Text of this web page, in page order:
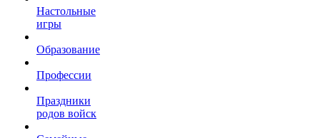
Настольные
игры
Образование
Профессии
Праздники
родов войск